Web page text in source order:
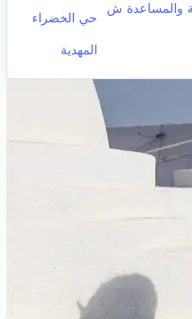
والمساعدة ش
حي الخضراء
المهدية